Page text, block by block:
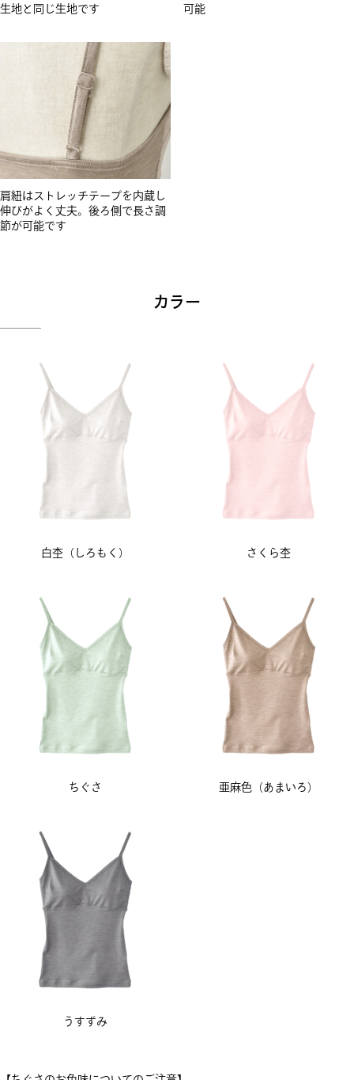
生地と同じ生地です
可能
肩紐はストレッチテープを内蔵し
伸びがよく丈夫。後ろ側で長さ調
節が可能です
カラー
白杢（しろもく） さくら杢
ちぐさ 亜麻色（あまいろ）
うすずみ